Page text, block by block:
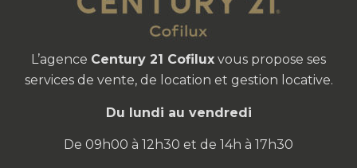
L’agence Century 21 Cofilux vous propose ses
services de vente, de location et gestion locative.
Du lundi au vendredi
De 09h00 à 12h30 et de 14h à 17h30